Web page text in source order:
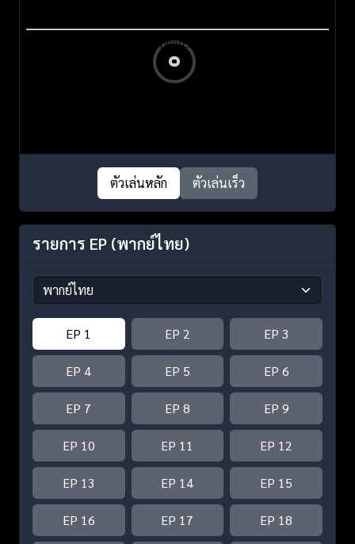
ตัวเล่นหลัก ตัวเล่นเร็ว
รายการ EP (พากย์ไทย)
EP 1 EP 2 EP 3
EP 4 EP 5 EP 6
EP 7 EP 8 EP 9
EP 10 EP 11 EP 12
EP 13 EP 14 EP 15
EP 16 EP 17 EP 18